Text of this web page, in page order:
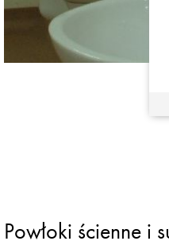
Powłoki ścienne